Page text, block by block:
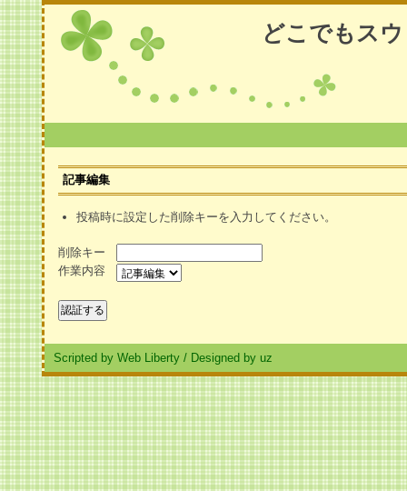
どこでもス
記事編集
投稿時に設定した削除キーを入力してください。
削除キー
作業内容
Scripted by Web Liberty / Designed by uz